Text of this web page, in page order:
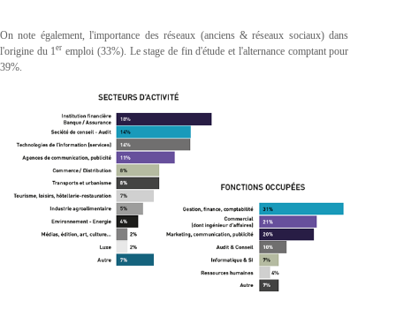
On note également, l'importance des réseaux (anciens & réseaux sociaux) dans
l'origine du 1er emploi (33%). Le stage de fin d'étude et l'alternance comptant pour
39%.